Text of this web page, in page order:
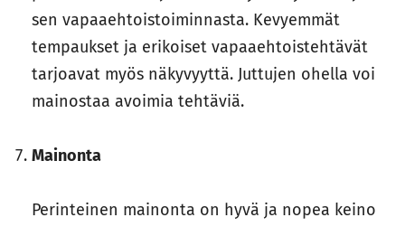
sen vapaaehtoistoiminnasta. Kevyemmät
tempaukset ja erikoiset vapaaehtoistehtävät
tarjoavat myös näkyvyyttä. Juttujen ohella voi
mainostaa avoimia tehtäviä.
Mainonta
Perinteinen mainonta on hyvä ja nopea keino